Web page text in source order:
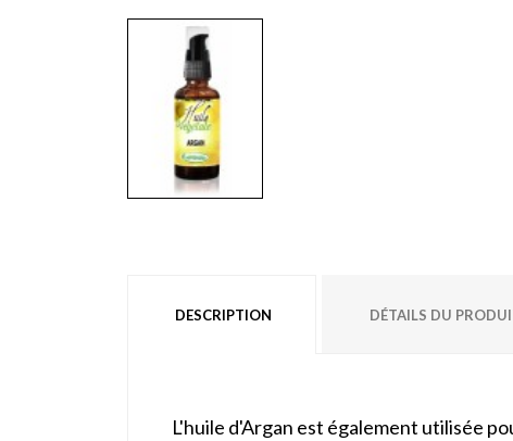
DESCRIPTION DÉTAILS DU
L'huile d'Argan est également utilisée